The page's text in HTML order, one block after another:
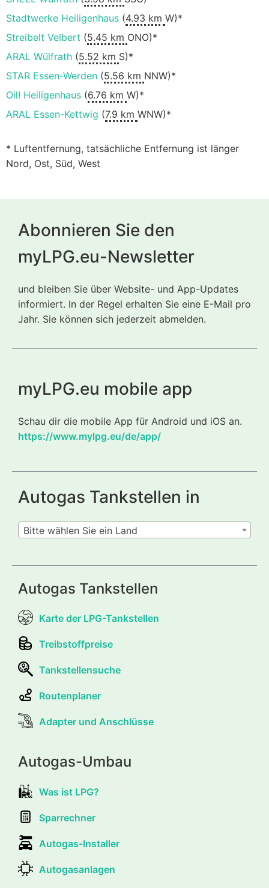
Stadtwerke Heiligenhaus (4.93 km W)*
Streibelt Velbert (5.45 km ONO)*
ARAL Wülfrath (5.52 km S)*
STAR Essen-Werden (5.56 km NNW)*
Oil! Heiligenhaus (6.76 km W)*
ARAL Essen-Kettwig (7.9 km WNW)*
* Luftentfernung, tatsächliche Entfernung ist länger
Nord, Ost, Süd, West
Abonnieren Sie den
myLPG.eu-Newsletter
und bleiben Sie über Website- und App-Updates
informiert. In der Regel erhalten Sie eine E-Mail pro
Jahr. Sie können sich jederzeit abmelden.
myLPG.eu mobile app
Schau dir die mobile App für Android und iOS an.
https://www.mylpg.eu/de/app/
Autogas Tankstellen in
Bitte wählen Sie ein Land
Autogas Tankstellen
Karte der LPG-Tankstellen
Treibstoffpreise
Tankstellensuche
Routenplaner
Adapter und Anschlüsse
Autogas-Umbau
Was ist LPG?
Sparrechner
Autogas-Installer
Autogasanlagen